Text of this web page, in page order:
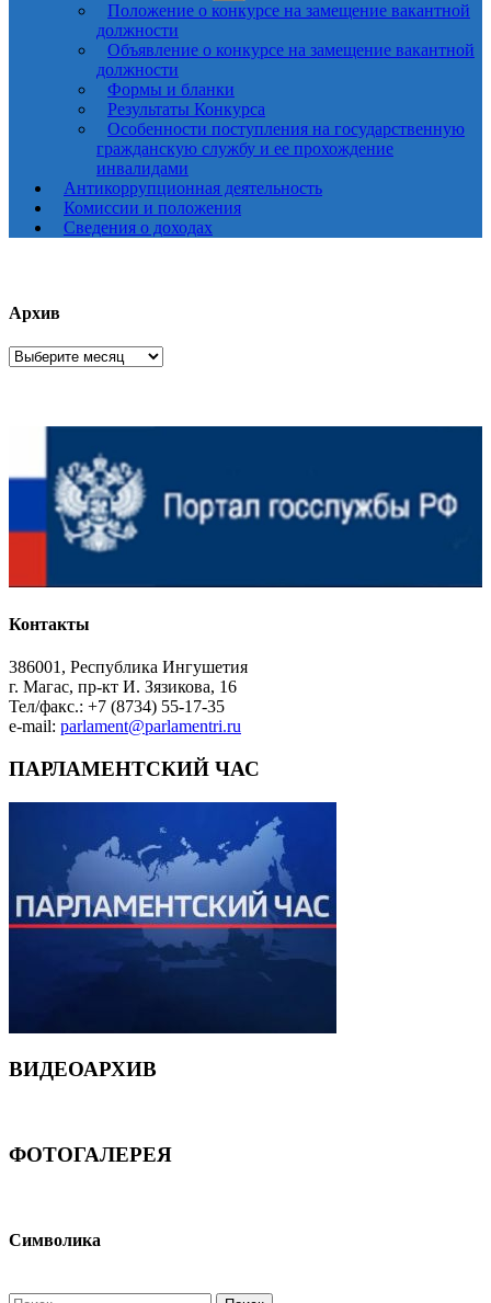
Положение о конкурсе на замещение вакантной
должности
Объявление о конкурсе на замещение вакантной
должности
Формы и бланки
Результаты Конкурса
Особенности поступления на государственную
гражданскую службу и ее прохождение
инвалидами
Антикоррупционная деятельность
Комиссии и положения
Сведения о доходах
Архив
Архив
Контакты
386001, Республика Ингушетия
г. Магас, пр-кт И. Зязикова, 16
Тел/факс.: +7 (8734) 55-17-35
e-mail: parlament@parlamentri.ru
ПАРЛАМЕНТСКИЙ ЧАС
ВИДЕОАРХИВ
ФОТОГАЛЕРЕЯ
Символика